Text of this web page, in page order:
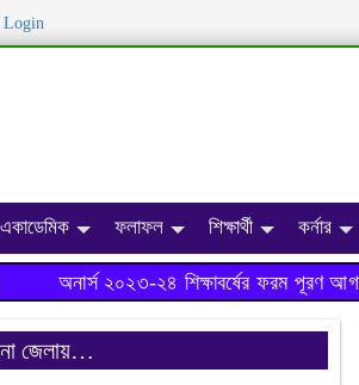
Login
একাডেমিক ফলাফল শিক্ষার্থী কর্নার
অনার্স ২০২৩-২৪ শিক্ষাবর্ষের ফরম পূরণ
জেলায়…